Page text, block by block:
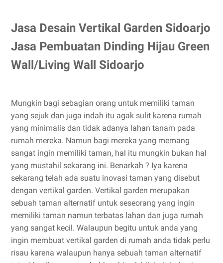
Jasa Desain Vertikal Garden Sidoarjo
Jasa Pembuatan Dinding Hijau Green
Wall/Living Wall Sidoarjo
Mungkin bagi sebagian orang untuk memiliki taman
yang sejuk dan juga indah itu agak sulit karena rumah
yang minimalis dan tidak adanya lahan tanam pada
rumah mereka. Namun bagi mereka yang memang
sangat ingin memiliki taman, hal itu mungkin bukan hal
yang mustahil sekarang ini. Benarkah ? Iya karena
sekarang telah ada suatu inovasi taman yang disebut
dengan vertikal garden. Vertikal garden merupakan
sebuah taman alternatif untuk seseorang yang ingin
memiliki taman namun terbatas lahan dan juga rumah
yang sangat kecil. Walaupun begitu untuk anda yang
ingin membuat vertikal garden di rumah anda tidak perlu
risau karena walaupun hanya sebuah taman alternatif